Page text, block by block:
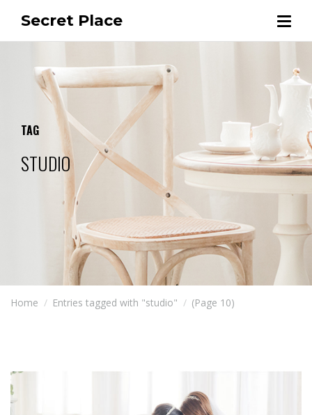
Secret Place
TAG
STUDIO
Home Entries tagged with "studio" (Page 10)